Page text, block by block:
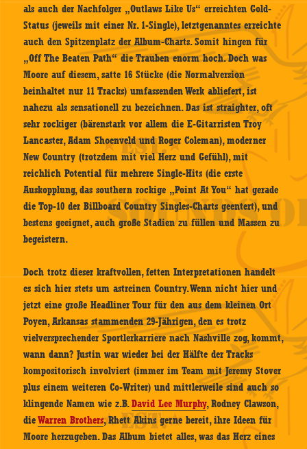
als auch der Nachfolger „Outlaws Like Us“ erreichten Gold-
Status (jeweils mit einer Nr. 1-Single), letztgenanntes erreichte
auch den Spitzenplatz der Album-Charts. Somit hingen für
„Off The Beaten Path“ die Trauben enorm hoch. Doch was
Moore auf diesem, satte 16 Stücke (die Normalversion
beinhaltet nur 11 Tracks) umfassenden Werk abliefert, ist
nahezu als sensationell zu bezeichnen. Das ist straighter, oft
sehr rockiger (bärenstark vor allem die E-Gitarristen Troy
Lancaster, Adam Shoenveld und Roger Coleman), moderner
New Country (trotzdem mit viel Herz und Gefühl), mit
reichlich Potential für mehrere Single-Hits (die erste
Auskopplung, das southern rockige „Point At You“ hat gerade
die Top-10 der Billboard Country Singles-Charts geentert), und
bestens geeignet, auch große Stadien zu füllen und Massen zu
begeistern.
Doch trotz dieser kraftvollen, fetten Interpretationen handelt
es sich hier stets um astreinen Country. Wenn nicht hier und
jetzt eine große Headliner Tour für den aus dem kleinen Ort
Poyen, Arkansas stammenden 29-Jährigen, den es trotz
vielversprechender Sportlerkarriere nach Nashville zog, kommt,
wann dann? Justin war wieder bei der Hälfte der Tracks
kompositorisch involviert (immer im Team mit Jeremy Stover
plus einem weiteren Co-Writer) und mittlerweile sind auch so
klingende Namen wie z.B.David Lee Murphy, Rodney Clawson,
dieWarren Brothers, Rhett Akins gerne bereit, ihre Ideen für
Moore herzugeben. Das Album bietet alles, was das Herz eines